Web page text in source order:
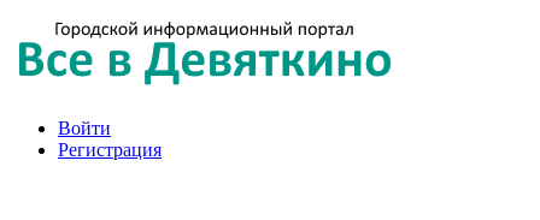
Войти
Регистрация